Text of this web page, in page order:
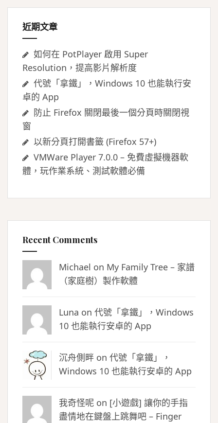
近期文章
如何在 PotPlayer 啟用 Super
Resolution，提高影片解析度
代號「拿鐵」，Windows 10 也能執行安
卓的 App
防止 Firefox 關閉最後一個分頁時關閉視
窗
以新分頁打開書籤 (Firefox 57+)
VMWare Player 7.0.0 – 免費虛擬機器軟
體，玩作業系統、測試軟體必備
Recent Comments
Michael on My Family Tree – 家譜
（家庭樹）製作軟體
Luna on 代號「拿鐵」，Windows
10 也能執行安卓的 App
沉舟側畔 on 代號「拿鐵」，
Windows 10 也能執行安卓的 App
我奇怪呢 on [小遊戲] 讓你的手指
盡情地在鍵盤上跳舞吧 – Finger